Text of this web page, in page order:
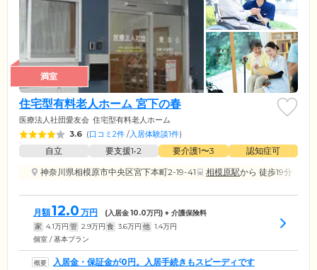
満室
住宅型有料老人ホーム 宮下の春
医療法人社団愛友会 住宅型有料老人ホーム
3.6 (口コミ2件 /入居体験談1件)
自立 要支援1•2 要介護1〜3
認知症可
神奈川県相模原市中央区宮下本町2-19-41
相模原駅から 徒歩19分
月額12.0 万円 (入居金10.0万円) + 介護保険料
家 4.1万円 管 2.9万円 食 3.6万円 他 1.4万円
個室 / 基本プラン
入居金・保証金が0円。入居手続きもスピーディです